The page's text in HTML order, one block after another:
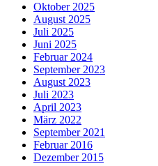
Oktober 2025
August 2025
Juli 2025
Juni 2025
Februar 2024
September 2023
August 2023
Juli 2023
April 2023
März 2022
September 2021
Februar 2016
Dezember 2015